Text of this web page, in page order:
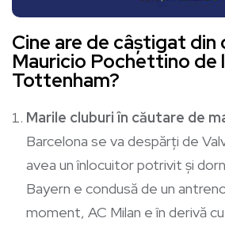
Cine are de câștigat din
Mauricio Pochettino de
Tottenham?
Marile cluburi în căutare de
Barcelona se va despărți de
avea un înlocuitor potrivit și
Bayern e condusă de un
moment, AC Milan e în derivă